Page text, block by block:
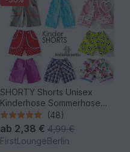
SHORTY Shorts Unisex
Kinderhose Sommerhose
Hose in 9 Größen 50/56 bis
146/152 Nähen &
Schnittmuster -
firstloungeberlin
(48)
ab 2,38 € 4,99 €
FirstLoungeBerlin